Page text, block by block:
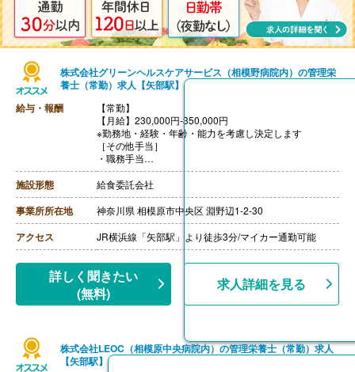
株式会社グリーンヘルスケアサービス（相模野病院内）の管理栄
養士（常勤）求人【矢部駅】
給与・報酬
【常勤】
【月給】230,000円-350,000円
※勤務地・経験・年齢・能力を考慮し決定します
［その他手当］
・職務手当
・食事手当
・年末年始手当
【賞与】年2回（7月、12月）※会社業績、各個人実績に
応じて決定（前年度実績 2.00ヶ月/年）
【通勤手当】あり（全額支給）
【退職金】なし
施設形態 給食委託会社
事業所所在地 神奈川県 相模原市中央区 淵野辺1-2-30
アクセス JR横浜線「矢部駅」より徒歩3分/マイカー通勤可能
詳しく聞きたい
(無料)
求人詳細を見る
株式会社LEOC（相模原中央病院内）の管理栄養士（常勤）求人
【矢部駅】